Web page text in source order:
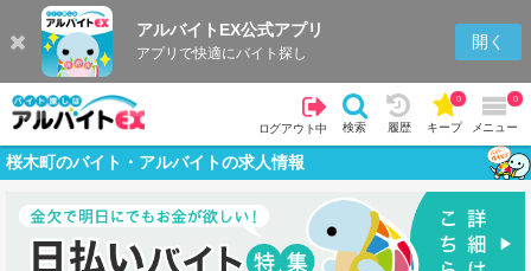
アルバイトEX公式アプリ
アプリで快適にバイト探し
開く
ログアウト中 検索 履歴 キープ
0
メニュー
0
桜木町のバイト・アルバイトの求人情報